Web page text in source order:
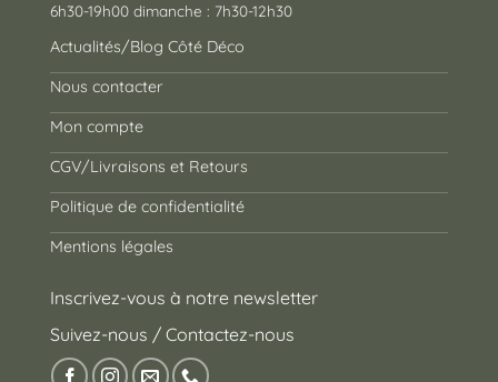
6h30-19h00 dimanche : 7h30-12h30
Actualités/Blog Côté Déco
Nous contacter
Mon compte
CGV/Livraisons et Retours
Politique de confidentialité
Mentions légales
Inscrivez-vous à notre newsletter
Suivez-nous / Contactez-nous